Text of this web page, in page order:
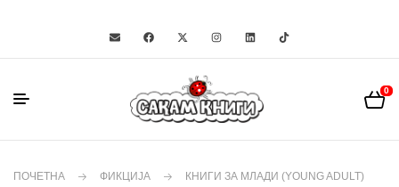
0
ПОЧЕТНА ФИКЦИЈА
КНИГИ ЗА МЛАДИ (YOUNG ADULT)